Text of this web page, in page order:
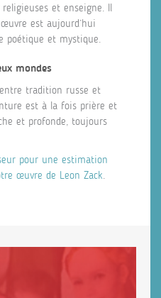
et enseigne. Il
est aujourd’hui
poétique et mystique.
mondes
tradition russe et
est à la fois prière et
et profonde, toujours
pour une estimation
œuvre de Leon Zack.